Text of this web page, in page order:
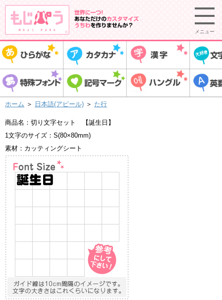
メニュー
ホーム ＞ 日本語(アピール) ＞ た行
商品名：切り文字セット 【誕生日】
1文字のサイズ：S(80×80mm)
素材：カッティングシート